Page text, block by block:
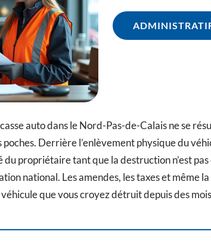
auto dans le Nord-Pas-de-Calais ne se
Derrière l’enlèvement physique du
propriétaire tant que la destruction n’est
national. Les amendes, les taxes et même
que vous croyez détruit depuis des